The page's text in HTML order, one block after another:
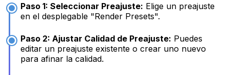
Paso 1: Seleccionar Preajuste: Elige un preajuste
en el desplegable "Render Presets".
Paso 2: Ajustar Calidad de Preajuste: Puedes
editar un preajuste existente o crear uno nuevo
para afinar la calidad.